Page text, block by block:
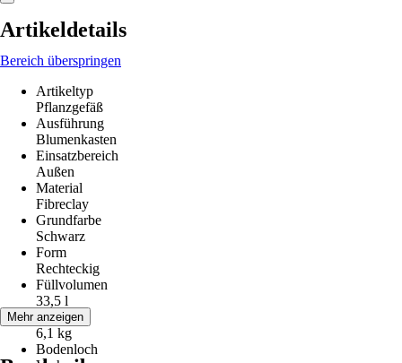
Artikeldetails
Bereich überspringen
Artikeltyp
Pflanzgefäß
Ausführung
Blumenkasten
Einsatzbereich
Außen
Material
Fibreclay
Grundfarbe
Schwarz
Form
Rechteckig
Füllvolumen
33,5 l
Gewicht
6,1 kg
Bodenloch
Mehr anzeigen